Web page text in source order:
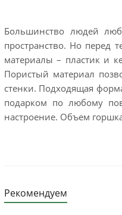
Большинство людей
пространство. Но перед
материалы – пластик и
Пористый материал
стенки. Подходящая
подарком по любому
настроение. Объем
Рекомендуем